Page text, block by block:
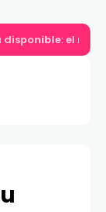
disponible: el